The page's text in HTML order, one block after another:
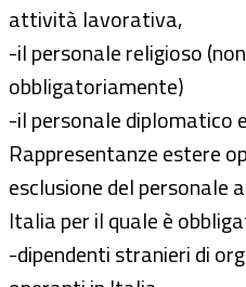
attività lavorativa,
-il personale religioso
obbligatoriamente)
-il personale diplomatico
Rappresentanze estere
esclusione del personale
Italia per il quale è
-dipendenti stranieri di